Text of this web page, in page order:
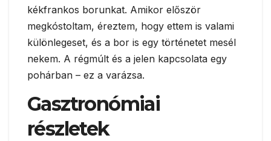
kékfrankos borunkat. Amikor először
megkóstoltam, éreztem, hogy ettem is valami
különlegeset, és a bor is egy történetet mesél
nekem. A régmúlt és a jelen kapcsolata egy
pohárban – ez a varázsa.
Gasztronómiai
részletek